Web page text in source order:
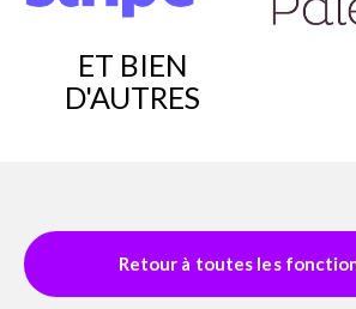
ET BIEN
D'AUTRES
Retour à toutes les